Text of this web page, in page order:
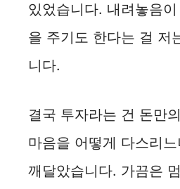
있었습니다. 내려놓음
을 주기도 한다는 걸 저
니다.
결국 투자라는 건 돈만
마음을 어떻게 다스리
깨달았습니다. 가끔은